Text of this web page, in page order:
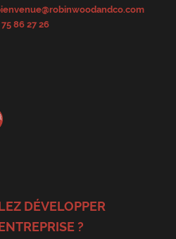
86 27 26
DÉVELOPPER
?